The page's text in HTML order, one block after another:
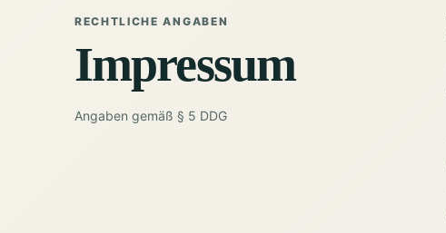
RECHTLICHE ANGABEN
Impressum
Angaben gemäß § 5 DDG